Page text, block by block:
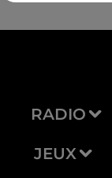
RADIO
JEUX